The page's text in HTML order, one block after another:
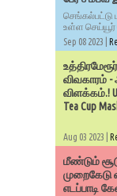
செங்கல்பட்டு
உள்ள செய்யூர்
Sep 08 2023 |
விவகாரம் -
விளக்கம்.!
Tea Cup
Aug 03 2023 |
மீண்டும்
முறைகேடு
எடப்பாடி